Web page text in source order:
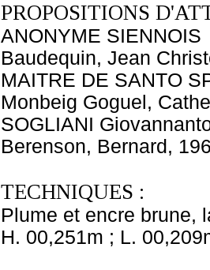
PROPOSITIONS
ANONYME SIENNOIS
Baudequin, Jean
MAITRE DE SANTO
Monbeig Goguel,
SOGLIANI
Berenson, Bernard,
TECHNIQUES :
Plume et encre brune,
H. 00,251m ; L.